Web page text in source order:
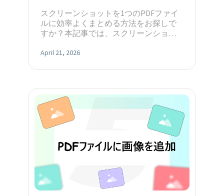
スクリーンショットを1つのPDFファイ
ルに効率よくまとめる方法をお探しで
すか？本記事では、スクリーンショッ
実用的な方法をご紹介します。
April 21, 2026